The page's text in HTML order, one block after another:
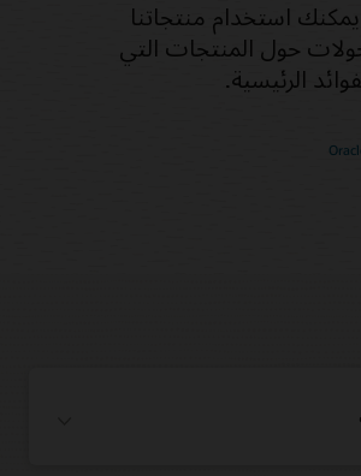
استخدام منتجاتنا
حول المنتجات التي
الرئيسية.